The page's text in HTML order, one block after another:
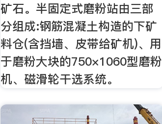
矿石。半固定式磨粉站由三部
分组成:钢筋混凝土构造的下矿
料仓(含挡墙、皮带给矿机)、用
于磨粉大块的750×1060型磨粉
机、磁滑轮干选系统。